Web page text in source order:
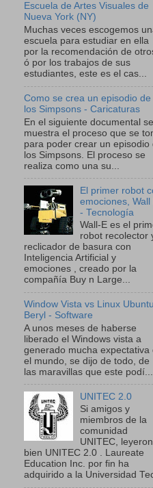
Escuela de Artes Visuales de
Nueva York (NY)
Muchas veces escogemos
escuela para estudiar en ella
por la recomendación de
ó por los trabajos de sus
estudiantes, este es el cas...
Como se crea un episodio de
los Simpsons - Caricaturas
En el siguiente documental se
muestra el proceso que se
para poder crear un episodio
los Simpsons. El proceso se
realiza como una su...
El primer robot
emociones, Wall
- Tecnología
Wall-E es el
robot recolector
reclicador de basura con
Inteligencia Artificial y
emociones , creado por la
compañía Buy n Large...
Window Vista vs Linux Ubuntu
Beryl - Software
A unos meses de haberse
liberado el Windows vista a
generado mucha expectativa
el mundo, se dijo de todo, de
las maravillas que este podí...
UNITEC 2.0
Si amigos y
miembros de la
comunidad
UNITEC, leyeron
bien UNITEC 2.0 . Laureate
Education Inc. por fin ha
adquirido a la Universidad